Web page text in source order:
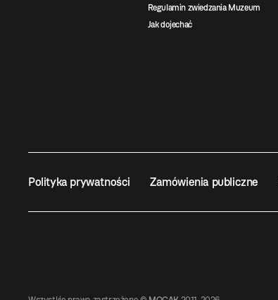
Regulamin zwiedzania Muzeum
Jak dojechać
Polityka prywatności Zamówienia publiczne